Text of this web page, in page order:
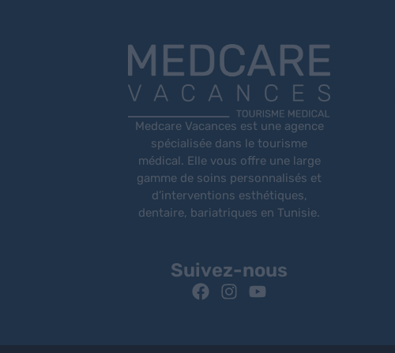
Medcare Vacances est une agence
spécialisée dans le tourisme
médical. Elle vous offre une large
gamme de soins personnalisés et
d’interventions esthétiques,
dentaire, bariatriques en Tunisie.
Suivez-nous